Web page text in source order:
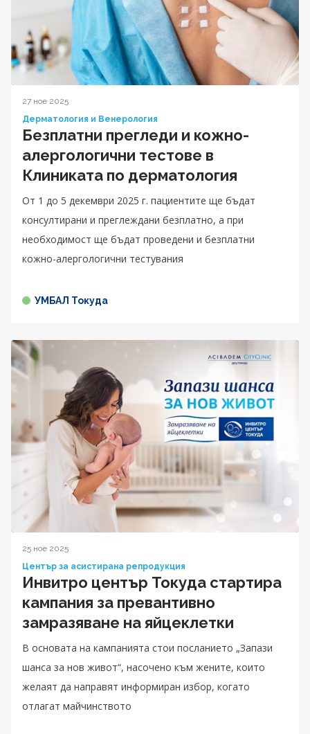
27 ное 2025
Дерматология и Венерология
Безплатни прегледи и кожно-
алергологични тестове в
Клиниката по дерматология
От 1 до 5 декември 2025 г. пациентите ще бъдат
консултирани и преглеждани безплатно, а при
необходимост ще бъдат проведени и безплатни
кожно-алергологични тестувания
УМБАЛ Токуда
25 ное 2025
Център за асистирана репродукция
Инвитро център Токуда стартира
кампания за превантивно
замразяване на яйцеклетки
В основата на кампанията стои посланието „Запази
шанса за нов живот“, насочено към жените, които
желаят да направят информиран избор, когато
отлагат майчинството